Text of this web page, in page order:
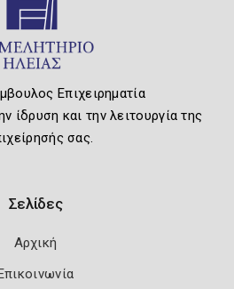
Επιχειρηματία
ίδρυση και την λειτουργία της
σας.
Σελίδες
Αρχική